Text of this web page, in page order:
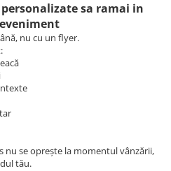
sa ramai in
nu cu un flyer.
nu se oprește la momentul vânzării,
tău.